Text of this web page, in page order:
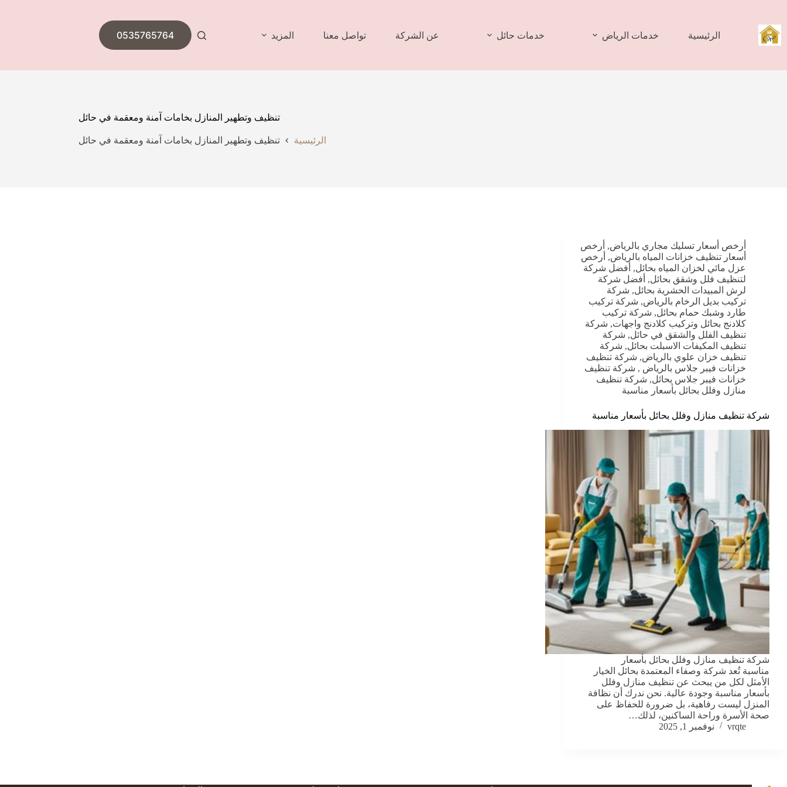
المحتوى
الرئيسية خدمات الرياض خدمات حائل عن الشركة تواصل معنا المزيد 0535765764
تنظيف وتطهير المنازل بخامات آمنة ومعقمة في حائل
الرئيسية تنظيف وتطهير المنازل بخامات آمنة ومعقمة في حائل
أرخص أسعار تسليك مجاري بالرياض, أرخص
أسعار تنظيف خزانات المياه بالرياض, أرخص
عزل مائي لخزان المياه بحائل, أفضل شركة
لتنظيف فلل وشقق بحائل, أفضل شركة
لرش المبيدات الحشرية بحائل, شركة
تركيب بديل الرخام بالرياض, شركة تركيب
طارد وشبك حمام بحائل, شركة تركيب
كلادنج بحائل وتركيب كلادنج واجهات, شركة
تنظيف الفلل والشقق في حائل, شركة
تنظيف المكيفات الاسبلت بحائل, شركة
تنظيف خزان علوي بالرياض, شركة تنظيف
خزانات فيبر جلاس بالرياض , شركة تنظيف
خزانات فيبر جلاس بحائل, شركة تنظيف
منازل وفلل بحائل بأسعار مناسبة
شركة تنظيف منازل وفلل بحائل بأسعار مناسبة
شركة تنظيف منازل وفلل بحائل بأسعار
مناسبة تُعد شركة وصفاء المعتمدة بحائل الخيار
الأمثل لكل من يبحث عن تنظيف منازل وفلل
بأسعار مناسبة وجودة عالية. نحن ندرك أن نظافة
المنزل ليست رفاهية، بل ضرورة للحفاظ على
صحة الأسرة وراحة الساكنين، لذلك…
vrqte
نوفمبر 1, 2025